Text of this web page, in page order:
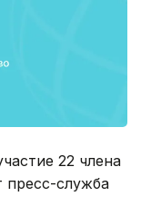
22 члена
пресс-служба